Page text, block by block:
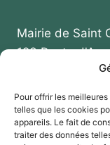
Pour offrir les
telles que les cookies
appareils. Le fait de
traiter des données
Mairie de Saint
123 Route
47270 SAINT
Téléphone :
+33 (0)5 53 99
+33 (0)5 53 95